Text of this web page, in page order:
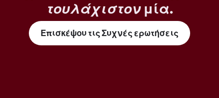
τουλάχιστονμία.
Επισκέψου τις Συχνές ερωτήσεις